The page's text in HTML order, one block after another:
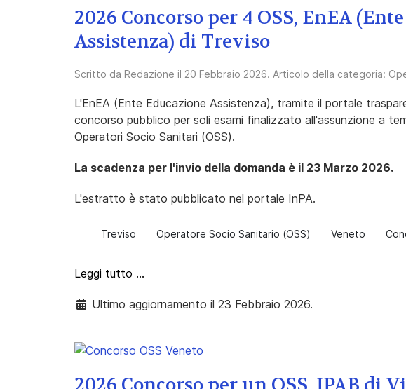
2026 Concorso per 4 OSS, EnEA
Assistenza) di Treviso
Scritto da Redazione il 20 Febbraio 2026. Articolo della categoria:
L'EnEA (Ente Educazione Assistenza), tramite il portale
concorso pubblico per soli esami finalizzato all'assunzione a
Operatori Socio Sanitari (OSS).
La scadenza per l'invio della domanda è il 23 Marzo 2026.
L'estratto è stato pubblicato nel portale InPA.
Treviso Operatore Socio Sanitario (OSS) Veneto
Leggi tutto …
Ultimo aggiornamento il 23 Febbraio 2026.